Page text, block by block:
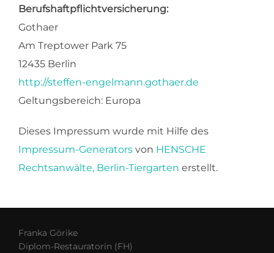
Berufshaftpflichtversicherung:
Gothaer
Am Treptower Park 75
12435 Berlin
http://steffen-engelmann.gothaer.de
Geltungsbereich: Europa
Dieses Impressum wurde mit Hilfe des
Impressum-Generators von HENSCHE
Rechtsanwälte, Berlin-Tiergarten erstellt.
Franka Görike
Diplom-Restauratorin (FH)